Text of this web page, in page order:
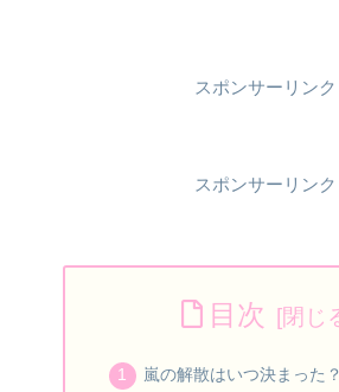
スポンサーリンク
スポンサーリンク
目次
嵐の解散はいつ決まった？